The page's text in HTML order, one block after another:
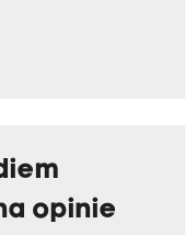
opinie